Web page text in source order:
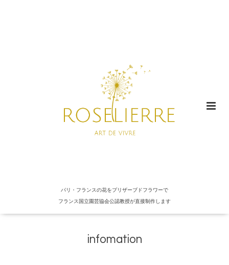
パリ・フランスの花をプリザーブドフラワーで
フランス国立園芸協会公認教授が直接制作します
infomation